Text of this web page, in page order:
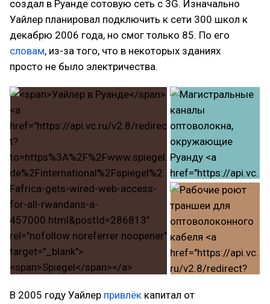
создал в Руанде сотовую сеть с 3G. Изначально
Уайлер планировал подключить к сети 300 школ к
декабрю 2006 года, но смог только 85. По его
словам, из-за того, что в некоторых зданиях
просто не было электричества.
В 2005 году Уайлер привлёк капитал от